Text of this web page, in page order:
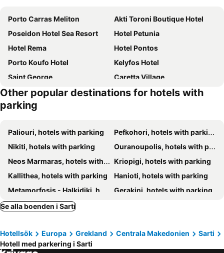
Porto Carras Meliton
Akti Toroni Boutique Hotel
Poseidon Hotel Sea Resort
Hotel Petunia
Hotel Rema
Hotel Pontos
Porto Koufo Hotel
Kelyfos Hotel
Saint George
Caretta Village
Aria Seaside Retreat - ex. Regos Resort Hotel
Vourvourou Hotel
Haus Katerina
Hotel Ermioni
Eco Green Residences & Suites
Chronos Hotel
Sartivista Bed & Breakfast
House Mistral
Kaplanis House
Pella Hotel - new
Star Paradise Hotel
Akrotiri Hotel
Meliton Inn Hotel & Suites by the beach
Das Maistrali 1
Vergina Pension
Hotel Stefani
Hotel Viky
GreenHill Holiday Suites
Other popular destinations for hotels with
parking
Paliouri, hotels with parking
Pefkohori, hotels with parking
Nikiti, hotels with parking
Ouranoupolis, hotels with parking
Neos Marmaras, hotels with parking
Kriopigi, hotels with parking
Kallithea, hotels with parking
Hanioti, hotels with parking
Metamorfosis - Halkidiki, hotels with parking
Gerakini, hotels with parking
Polichrono, hotels with parking
Vourvourou, hotels with parking
Kassandria, hotels with parking
Ammouliani, hotels with parking
Toroni, hotels with parking
Se alla boenden i Sarti
Hotellsök Europa Grekland Centrala Makedonien
Sarti
Hotell med parkering i Sarti